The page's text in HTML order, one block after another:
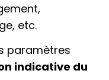
etc.
paramètres
indicative du